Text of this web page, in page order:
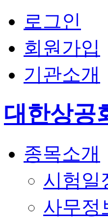
로그인
회원가입
기관소개
대한상공
종목소개
시험일
사무정